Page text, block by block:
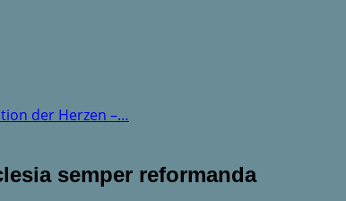
der Herzen –…
semper reformanda